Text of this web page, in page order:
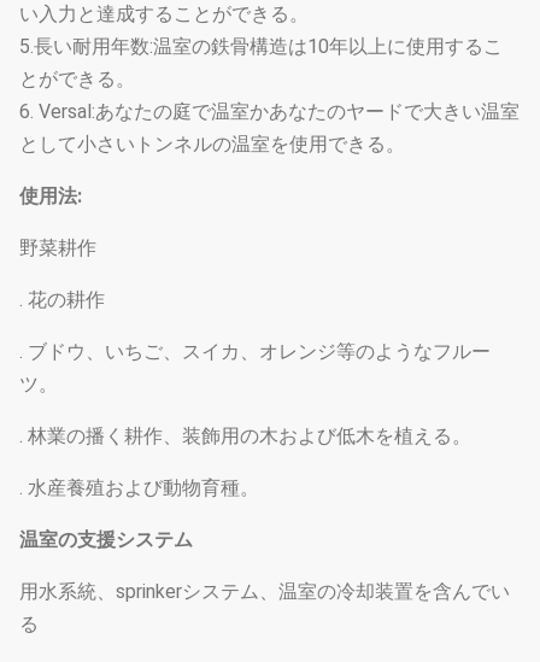
い入力と達成することができる。
5.長い耐用年数:温室の鉄骨構造は10年以上に使用するこ
とができる。
6. Versal:あなたの庭で温室かあなたのヤードで大きい温室
として小さいトンネルの温室を使用できる。
使用法:
野菜耕作
. 花の耕作
. ブドウ、いちご、スイカ、オレンジ等のようなフルー
ツ。
. 林業の播く耕作、装飾用の木および低木を植える。
. 水産養殖および動物育種。
温室の支援システム
用水系統、sprinkerシステム、温室の冷却装置を含んでい
る